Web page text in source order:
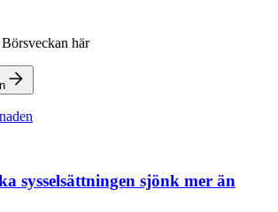
här
sysselsättningen sjönk mer än